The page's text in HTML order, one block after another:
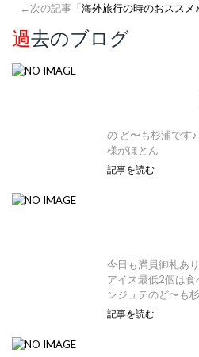
←次の記事「海外旅行の時のおススメ♪
過去のブログ
の ど〜も杉浦です
様がほとん
記事を読む
今日も満員御礼あ
アイス最低2個は
ンジュテのど〜も
記事を読む